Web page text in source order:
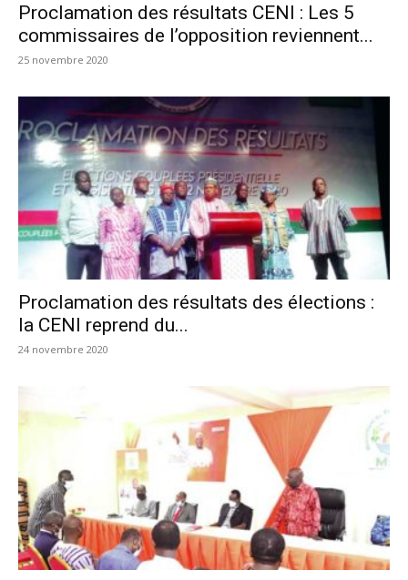
Proclamation des résultats CENI : Les 5
commissaires de l’opposition reviennent...
25 novembre 2020
Proclamation des résultats des élections :
la CENI reprend du...
24 novembre 2020